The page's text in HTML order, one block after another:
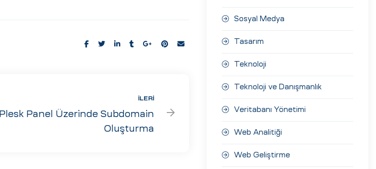
Share:
İLERI
Plesk Panel Üzerinde Subdomain
Oluşturma
Sosyal Medya
Tasarım
Teknoloji
Teknoloji ve Danışmanlık
Veritabanı Yönetimi
Web Analitiği
Web Geliştirme